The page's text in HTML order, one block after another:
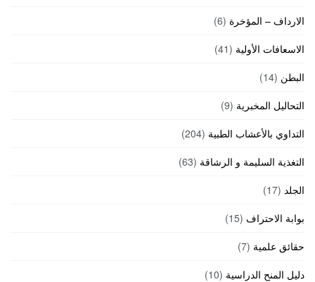
الارداف – المؤخرة (6)
الاسعافات الأولية (41)
البطن (14)
التحاليل المخبرية (9)
التداوي بالأعشاب الطبية (204)
التغذية السليمة و الرشاقة (63)
الجلد (17)
بوابة الاحتراف (15)
حقائق علمية (7)
دليل المنح الدراسية (10)